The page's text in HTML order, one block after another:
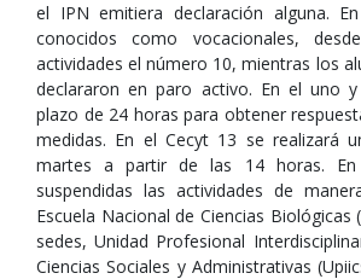
el IPN emitiera declaración alguna.
conocidos como vocacionales,
actividades el número 10, mientras los
declararon en paro activo. En el uno
plazo de 24 horas para obtener
medidas. En el Cecyt 13 se realizará
martes a partir de las 14 horas. En
suspendidas las actividades de
Escuela Nacional de Ciencias Biológicas
sedes, Unidad Profesional
Ciencias Sociales y Administrativas